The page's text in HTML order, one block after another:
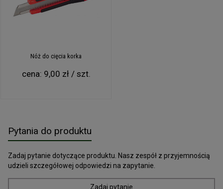
Nóż do cięcia korka
cena: 9,00 zł / szt.
Pytania do produktu
Zadaj pytanie dotyczące produktu. Nasz zespół z przyjemnością
udzieli szczegółowej odpowiedzi na zapytanie.
Zadaj pytanie